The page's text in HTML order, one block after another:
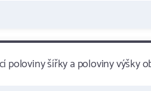
poloviny šířky a poloviny výšky